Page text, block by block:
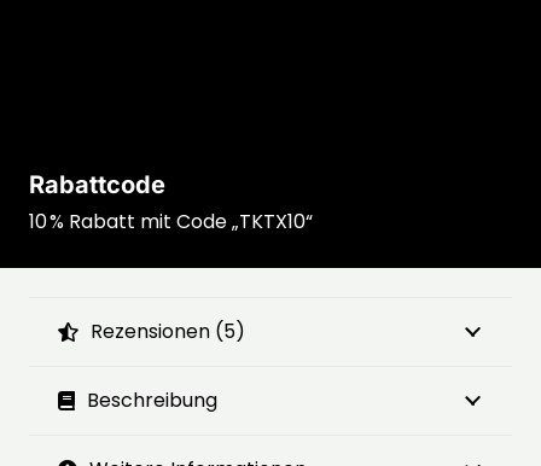
Rabattcode
10 % Rabatt mit Code „TKTX10“
Rezensionen (5)
Beschreibung